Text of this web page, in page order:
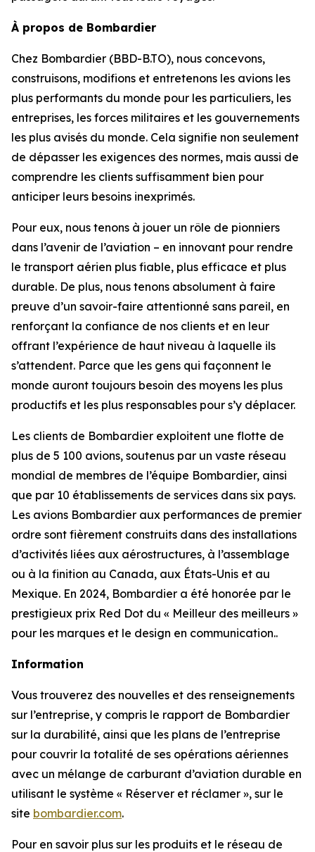
À propos de Bombardier
Chez Bombardier (BBD-B.TO), nous concevons,
construisons, modifions et entretenons les avions les
plus performants du monde pour les particuliers, les
entreprises, les forces militaires et les gouvernements
les plus avisés du monde. Cela signifie non seulement
de dépasser les exigences des normes, mais aussi de
comprendre les clients suffisamment bien pour
anticiper leurs besoins inexprimés.
Pour eux, nous tenons à jouer un rôle de pionniers
dans l’avenir de l’aviation – en innovant pour rendre
le transport aérien plus fiable, plus efficace et plus
durable. De plus, nous tenons absolument à faire
preuve d’un savoir-faire attentionné sans pareil, en
renforçant la confiance de nos clients et en leur
offrant l’expérience de haut niveau à laquelle ils
s’attendent. Parce que les gens qui façonnent le
monde auront toujours besoin des moyens les plus
productifs et les plus responsables pour s’y déplacer.
Les clients de Bombardier exploitent une flotte de
plus de 5 100 avions, soutenus par un vaste réseau
mondial de membres de l’équipe Bombardier, ainsi
que par 10 établissements de services dans six pays.
Les avions Bombardier aux performances de premier
ordre sont fièrement construits dans des installations
d’activités liées aux aérostructures, à l’assemblage
ou à la finition au Canada, aux États-Unis et au
Mexique. En 2024, Bombardier a été honorée par le
prestigieux prix Red Dot du « Meilleur des meilleurs »
pour les marques et le design en communication..
Information
Vous trouverez des nouvelles et des renseignements
sur l’entreprise, y compris le rapport de Bombardier
sur la durabilité, ainsi que les plans de l’entreprise
pour couvrir la totalité de ses opérations aériennes
avec un mélange de carburant d’aviation durable en
utilisant le système « Réserver et réclamer », sur le
site bombardier.com.
Pour en savoir plus sur les produits et le réseau de